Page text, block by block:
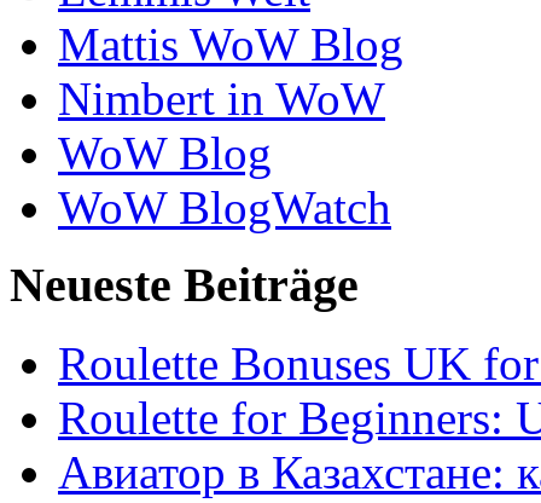
Mattis WoW Blog
Nimbert in WoW
WoW Blog
WoW BlogWatch
Neueste Beiträge
Roulette Bonuses UK
Roulette for Beginners:
Авиатор в Казахстане: